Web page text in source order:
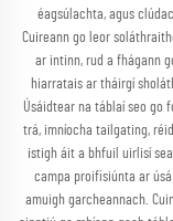
éagsúlachta, agus
Cuireann go leor
ar intinn, rud a fhágann
hiarratais ar tháirgí
Úsáidtear na táblaí seo go
trá, imníocha tailgating,
istigh áit a bhfuil uirlisí
campa proifisiúnta ar
amuigh garcheannach.